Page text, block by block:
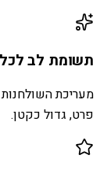
תשומת לב
מעריכת
פרט, גדול כקטן.